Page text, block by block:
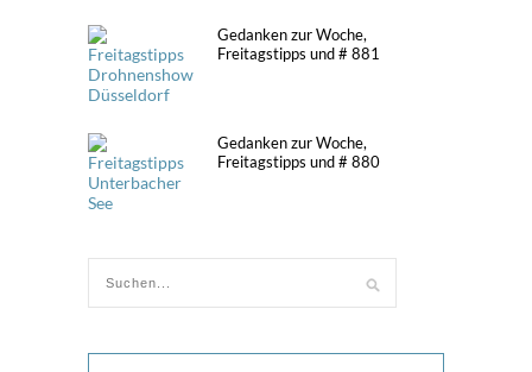
Gedanken zur Woche,
Freitagstipps und # 881
Gedanken zur Woche,
Freitagstipps und # 880